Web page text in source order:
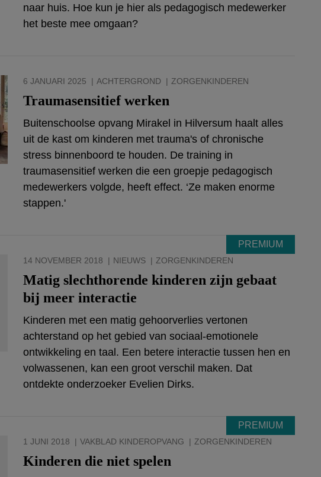
naar huis. Hoe kun je hier als pedagogisch medewerker
het beste mee omgaan?
6 JANUARI 2025 ACHTERGROND ZORGENKINDEREN
Traumasensitief werken
Buitenschoolse opvang Mirakel in Hilversum haalt alles
uit de kast om kinderen met trauma's of chronische
stress binnenboord te houden. De training in
traumasensitief werken die een groepje pedagogisch
medewerkers volgde, heeft effect. ‘Ze maken enorme
stappen.'
14 NOVEMBER 2018 NIEUWS ZORGENKINDEREN
Matig slechthorende kinderen zijn gebaat
bij meer interactie
Kinderen met een matig gehoorverlies vertonen
achterstand op het gebied van sociaal-emotionele
ontwikkeling en taal. Een betere interactie tussen hen en
volwassenen, kan een groot verschil maken. Dat
ontdekte onderzoeker Evelien Dirks.
1 JUNI 2018 VAKBLAD KINDEROPVANG ZORGENKINDEREN
Kinderen die niet spelen